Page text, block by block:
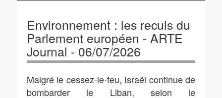
Environnement : les reculs du
Parlement européen - ARTE
Journal - 06/07/2026
Malgré le cessez-le-feu, Israël continue de
bombarder le Liban, selon le